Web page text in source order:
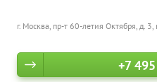
г. Москва, пр-т 60-летия Октября, д. 3,
+7